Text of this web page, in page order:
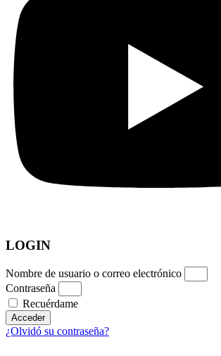
LOGIN
Nombre de usuario o correo electrónico
Contraseña
Recuérdame
Acceder
¿Olvidó su contraseña?